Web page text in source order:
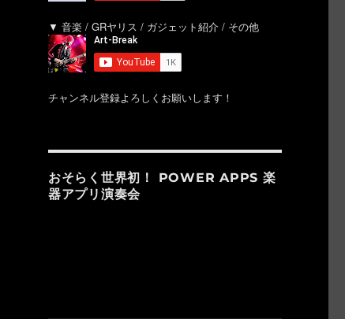
▼ 音楽 / GRヤリス / ガジェット紹介 / その他
チャンネル登録よろしくお願いします！
おそらく世界初！ POWER APPS 楽
器アプリ演奏会